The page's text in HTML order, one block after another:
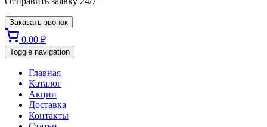
Заказать звонок
0.00 ₽
Toggle navigation
Главная
Каталог
Акции
Доставка
Контакты